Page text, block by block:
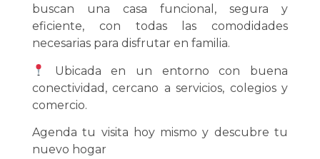
buscan una casa funcional, segura y
eficiente, con todas las comodidades
necesarias para disfrutar en familia.
Ubicada en un entorno con buena
conectividad, cercano a servicios, colegios y
comercio.
Agenda tu visita hoy mismo y descubre tu
nuevo hogar